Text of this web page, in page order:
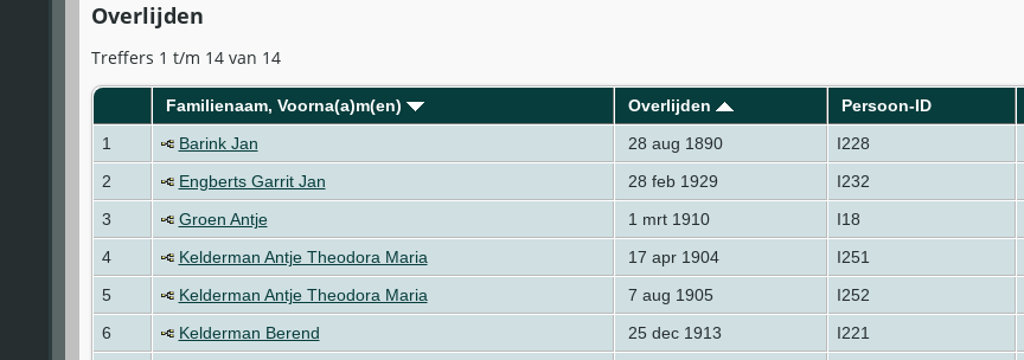
Overlijden
Treffers 1 t/m 14 van 14
Familienaam, Voorna(a)m(en) Overlijden Persoon-ID
1
Barink Jan 28 aug 1890 I228
2
Engberts Garrit Jan 28 feb 1929 I232
3
Groen Antje 1 mrt 1910 I18
4
Kelderman Antje Theodora Maria 17 apr 1904 I251
5
Kelderman Antje Theodora Maria 7 aug 1905 I252
6
Kelderman Berend 25 dec 1913 I221